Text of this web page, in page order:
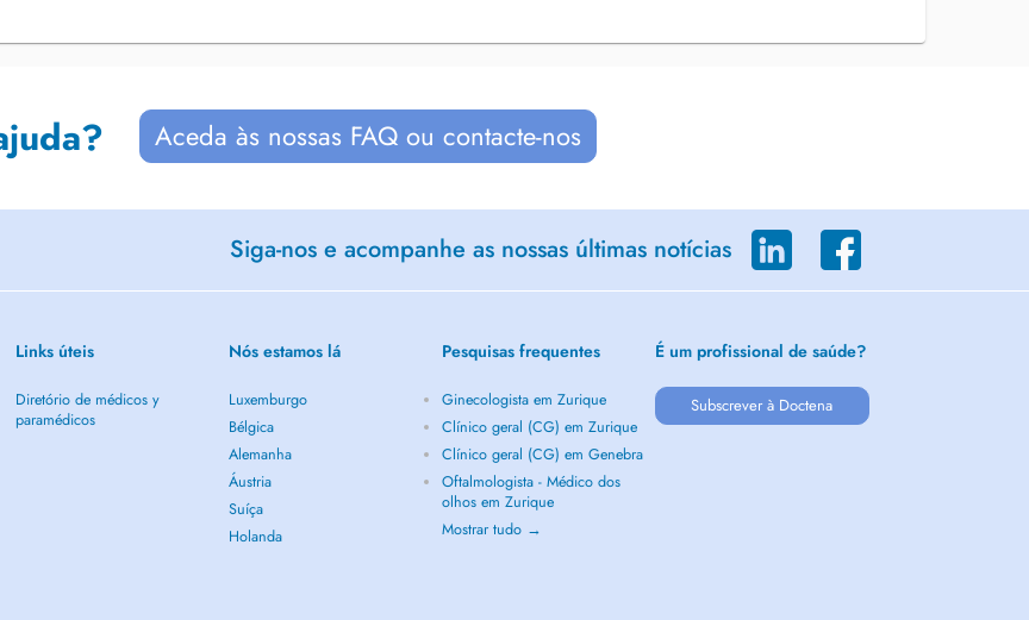
Aceda às nossas FAQ ou contacte-nos
Siga-nos e acompanhe as nossas últimas notícias
Links úteis
Diretório de médicos y
paramédicos
Nós estamos lá
Luxemburgo
Bélgica
Alemanha
Áustria
Suíça
Holanda
Pesquisas frequentes
Ginecologista em Zurique
Clínico geral (CG) em Zurique
Clínico geral (CG) em Genebra
Oftalmologista - Médico dos
olhos em Zurique
Mostrar tudo →
É um profissional de saúde?
Subscrever à Doctena